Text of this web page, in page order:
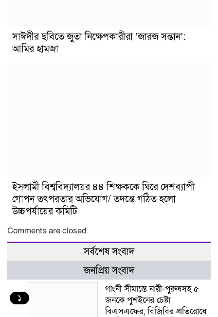
সাঈদীর ছবিতে জুতা নিক্ষেপকারীরা ‘জারজ সন্তান’:
আমির হামজা
ইসলামী বিশ্ববিদ্যালয়র ৪৪ শিক্ষককে ঘিরে দেশব্যাপী
গোপন তৎপরতার অভিযোগ/ তদন্তে গঠিত হলো
উচ্চপর্যায়ের কমিটি
Comments are closed.
সর্বশেষ সংবাদ
জনপ্রিয় সংবাদ
১
গাংনী সীমান্তে নারী-পুরুষসহ ৫
জনকে পুশইনের চেষ্টা
বিএসএফের, বিজিবির প্রতিরোধে